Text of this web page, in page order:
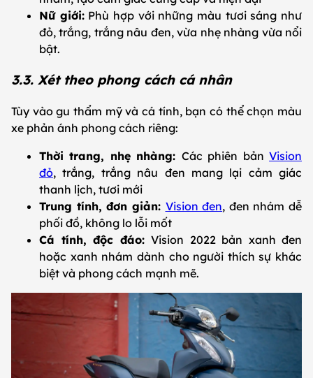
Nữ giới:Phù hợp với những màu tươi sáng như
đỏ, trắng, trắng nâu đen, vừa nhẹ nhàng vừa nổi
bật.
3.3. Xét theo phong cách cá nhân
Tùy vào gu thẩm mỹ và cá tính, bạn có thể chọn màu
xe phản ánh phong cách riêng:
Thời trang, nhẹ nhàng: Các phiên bảnVision
đỏ, trắng, trắng nâu đen mang lại cảm giác
thanh lịch, tươi mới
Trung tính, đơn giản: Vision đen, đen nhám dễ
phối đồ, không lo lỗi mốt
Cá tính, độc đáo: Vision 2022 bản xanh đen
hoặc xanh nhám dành cho người thích sự khác
biệt và phong cách mạnh mẽ.